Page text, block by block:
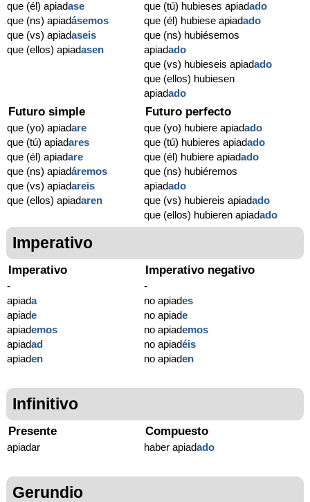
que (él) apiadase
que (ns) apiadásemos
que (vs) apiadaseis
que (ellos) apiadasen
que (tú) hubieses apiadado
que (él) hubiese apiadado
que (ns) hubiésemos
apiadado
que (vs) hubieseis apiadado
que (ellos) hubiesen
apiadado
Futuro simple
que (yo) apiadare
que (tú) apiadares
que (él) apiadare
que (ns) apiadáremos
que (vs) apiadareis
que (ellos) apiadaren
Futuro perfecto
que (yo) hubiere apiadado
que (tú) hubieres apiadado
que (él) hubiere apiadado
que (ns) hubiéremos
apiadado
que (vs) hubiereis apiadado
que (ellos) hubieren apiadado
Imperativo
Imperativo
-
apiada
apiade
apiademos
apiadad
apiaden
Imperativo negativo
-
no apiades
no apiade
no apiademos
no apiadéis
no apiaden
Infinitivo
Presente
apiadar
Compuesto
haber apiadado
Gerundio